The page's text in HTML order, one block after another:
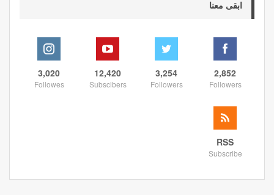
ابقى معنا
2,852
Followers
3,254
Followers
12,420
Subscibers
3,020
Followes
RSS
Subscribe